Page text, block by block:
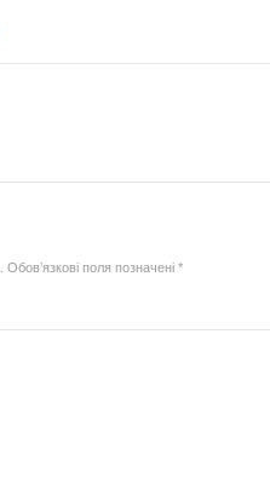
Обов’язкові поля позначені *